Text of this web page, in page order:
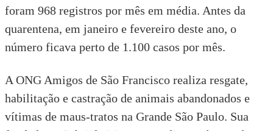
foram 968 registros por mês em média. Antes da
quarentena, em janeiro e fevereiro deste ano, o
número ficava perto de 1.100 casos por mês.
A ONG Amigos de São Francisco realiza resgate,
habilitação e castração de animais abandonados e
vítimas de maus-tratos na Grande São Paulo. Sua